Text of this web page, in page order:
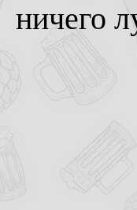
ничего